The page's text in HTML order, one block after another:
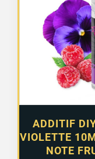
ADDITIF
VIOLETTE
NOTE